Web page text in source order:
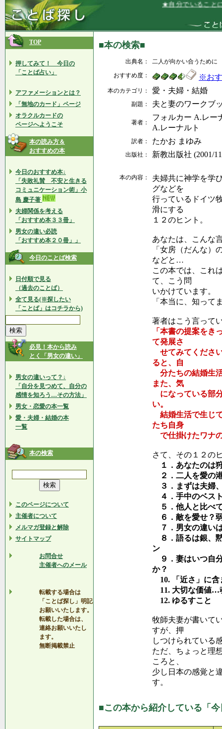
★自分でいることに
TOP
押してみて！ 今日の
「ことば占い」
アファメーションとは？
「無地のカード」ページ
オラクルカードの
ページへようこそ
本の読み方＆
おすすめの本
今日のおすすめ本↓
「失敗礼賛 不安と生きる
コミュニケーション術」小
島 慶子著
夫婦関係を考える
「おすすめ本３３冊」
男女の違い必読
「おすすめ本２０冊」」
今日のことば検索
日付順で見る
（過去のことば）
全て見る(※探したい
「ことば」はコチラから)
必見！本から読み
とく「男女の違い」
男女の違いって？↓
「自分を見つめて、自分の
感情を知ろう…その方法」
男女・恋愛の本一覧
愛・夫婦・結婚の本
一覧
本の検索
このページについて
主催者について
メルマガ登録と解除
サイトマップ
お問合せ
主催者へのメール
転載する場合は
「ことば探し」明記
お願いいたします。
転載した場合は、
連絡お願いいたし
ます。
無断掲載禁止
■本の検索■
出典名：
二人が向かい合うために
おすすめ度：
※お
本のカテゴリ： 愛・夫婦・結婚
副題： 夫と妻のワークブ
著者：
フォルカー A.レー
A.レーナルト
訳者： たかお まゆみ
出版社： 新教出版社 (2001/
本の内容：
夫婦共に神学を学
グなどを
行っているドイツ
滑にする
１２のヒント。
あなたは、こんな
「女房（だんな）
などと…
この本では、これ
て、こう問
いかけています。
「本当に、知って
著者はこう言って
「本書の提案をき
て発展さ
せてみてくださ
ると、自
分たちの結婚生
また、気
になっている部
い。
結婚生活で生じ
たち自身
で仕掛けたワナ
さて、その１２の
１．あなたのは
２．二人を愛の
３．まずは夫婦
４．手中のベス
５．他人と比べ
６．敵を愛せ？
７．男女の違い
８．語るは銀、
ン
９．妻はいつ自
か？
10. 「近さ」に含
11. 大切な価値…
12. ゆるすこと
牧師夫妻が書いて
すが、押
しつけられている
ただ、ちょっと理
ころと、
少し日本の感覚と
す。
■この本から紹介している「